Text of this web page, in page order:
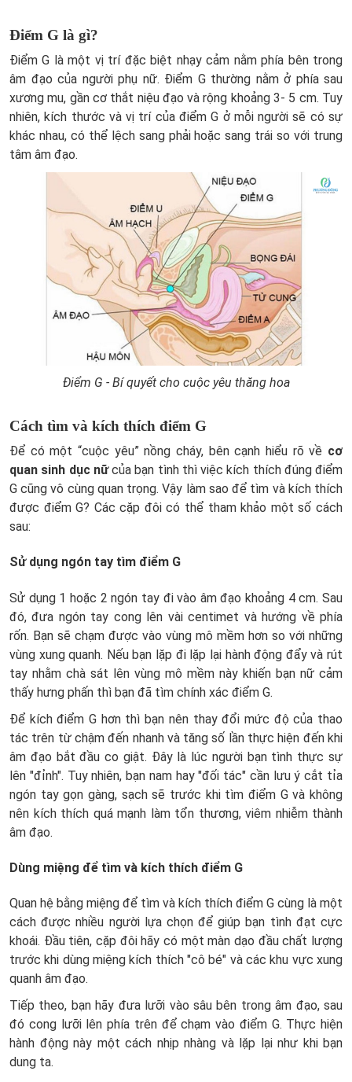
Điểm G là gì?
Điểm G là một vị trí đặc biệt nhạy cảm nằm phía bên trong
âm đạo của người phụ nữ. Điểm G thường nằm ở phía sau
xương mu, gần cơ thắt niệu đạo và rộng khoảng 3- 5 cm. Tuy
nhiên, kích thước và vị trí của điểm G ở mỗi người sẽ có sự
khác nhau, có thể lệch sang phải hoặc sang trái so với trung
tâm âm đạo.
Điểm G - Bí quyết cho cuộc yêu thăng hoa
Cách tìm và kích thích điểm G
Để có một “cuộc yêu” nồng cháy, bên cạnh hiểu rõ về cơ
quan sinh dục nữcủa bạn tình thì việc kích thích đúng điểm
G cũng vô cùng quan trọng. Vậy làm sao để tìm và kích thích
được điểm G? Các cặp đôi có thể tham khảo một số cách
sau:
Sử dụng ngón tay tìm điểm G
Sử dụng 1 hoặc 2 ngón tay đi vào âm đạo khoảng 4 cm. Sau
đó, đưa ngón tay cong lên vài centimet và hướng về phía
rốn. Bạn sẽ chạm được vào vùng mô mềm hơn so với những
vùng xung quanh. Nếu bạn lặp đi lặp lại hành động đẩy và rút
tay nhằm chà sát lên vùng mô mềm này khiến bạn nữ cảm
thấy hưng phấn thì bạn đã tìm chính xác điểm G.
Để kích điểm G hơn thì bạn nên thay đổi mức độ của thao
tác trên từ chậm đến nhanh và tăng số lần thực hiện đến khi
âm đạo bắt đầu co giật. Đây là lúc người bạn tình thực sự
lên "đỉnh". Tuy nhiên, bạn nam hay "đối tác" cần lưu ý cắt tỉa
ngón tay gọn gàng, sạch sẽ trước khi tìm điểm G và không
nên kích thích quá mạnh làm tổn thương, viêm nhiễm thành
âm đạo.
Dùng miệng để tìm và kích thích điểm G
Quan hệ bằng miệng để tìm và kích thích điểm G cùng là một
cách được nhiều người lựa chọn để giúp bạn tình đạt cực
khoái. Đầu tiên, cặp đôi hãy có một màn dạo đầu chất lượng
trước khi dùng miệng kích thích "cô bé" và các khu vực xung
quanh âm đạo.
Tiếp theo, bạn hãy đưa lưỡi vào sâu bên trong âm đạo, sau
đó cong lưỡi lên phía trên để chạm vào điểm G. Thực hiện
hành động này một cách nhịp nhàng và lặp lại như khi bạn
dung ta.